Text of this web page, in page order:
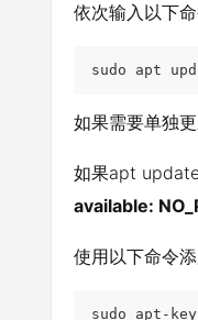
依次输入以下命
sudo apt
如果需要单独
如果apt update
available:
使用以下命令添
sudo apt-